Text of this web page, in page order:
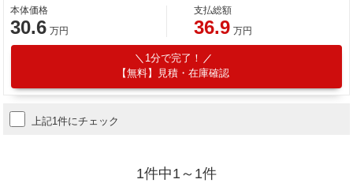
本体価格
30.6 万円
支払総額
36.9 万円
1分で完了！
【無料】見積・在庫確認
上記1件にチェック
1件中1～1件